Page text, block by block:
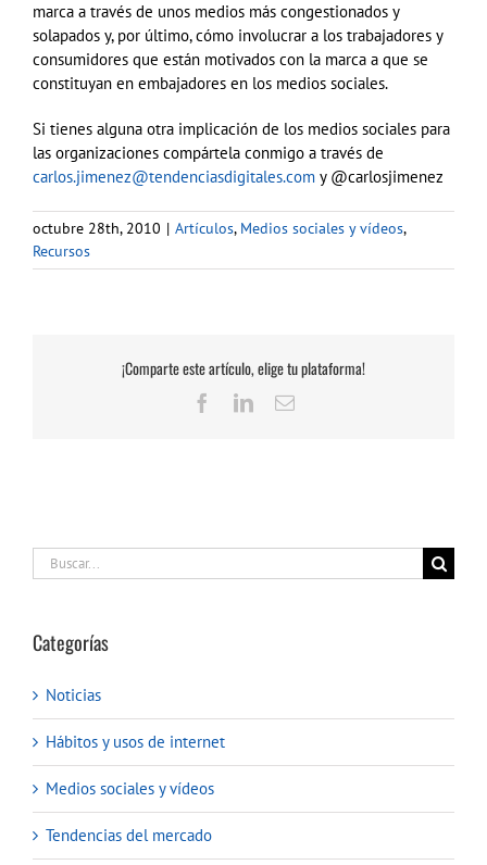
marca a través de unos medios más congestionados y
solapados y, por último, cómo involucrar a los trabajadores y
consumidores que están motivados con la marca a que se
constituyan en embajadores en los medios sociales.
Si tienes alguna otra implicación de los medios sociales para
las organizaciones compártela conmigo a través de
carlos.jimenez@tendenciasdigitales.com y @carlosjimenez
octubre 28th, 2010 | Artículos, Medios sociales y vídeos,
Recursos
¡Comparte este artículo, elige tu plataforma!
Facebook
LinkedInCorreo
Buscar:
Categorías
Noticias
Hábitos y usos de internet
Medios sociales y vídeos
Tendencias del mercado